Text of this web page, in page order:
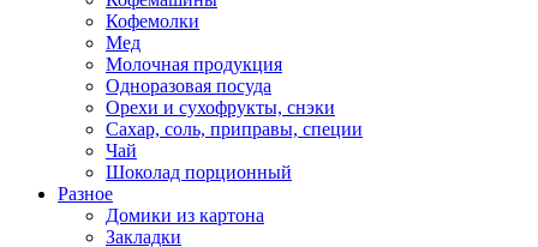
Кофемолки
Мед
Молочная продукция
Одноразовая посуда
Орехи и сухофрукты, снэки
Сахар, соль, приправы, специи
Чай
Шоколад порционный
Разное
Домики из картона
Закладки